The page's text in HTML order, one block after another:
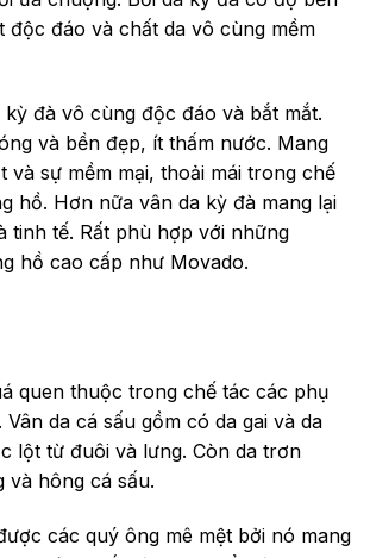
độc đáo và chất da vô cùng mềm
đà vô cùng độc đáo và bắt mắt.
và bền đẹp, ít thấm nước. Mang
và sự mềm mại, thoải mái trong chế
hồ. Hơn nữa vân da kỳ đà mang lại
tinh tế. Rất phù hợp với những
hồ cao cấp như Movado.
quen thuộc trong chế tác các phụ
Vân da cá sấu gồm có da gai và da
lột từ đuôi và lưng. Còn da trơn
và hông cá sấu.
các quý ông mê mệt bởi nó mang